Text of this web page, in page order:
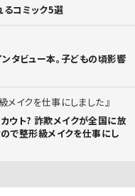
コミック5選
ンタビュー本。子どもの頃影響
メイクを仕事にしました
ウト? 詐欺メイクが全国に放
で整形級メイクを仕事にし